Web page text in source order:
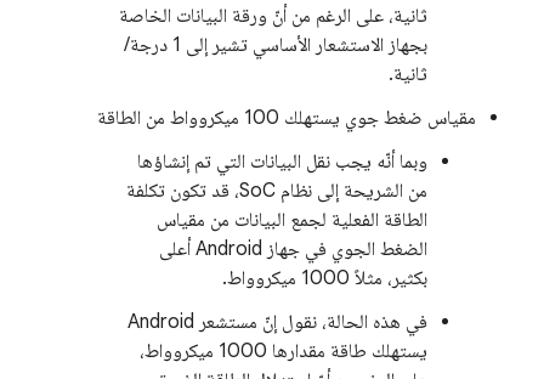
ثانية، على الرغم من أنّ ورقة البيانات الخاصة
بجهاز الاستشعار الأساسي تشير إلى 1 درجة/
ثانية.
مقياس ضغط جوي يستهلك 100 ميكروواط من الطاقة
وبما أنّه يجب نقل البيانات التي تم إنشاؤها
من الشريحة إلى نظام SoC، قد تكون تكلفة
الطاقة الفعلية لجمع البيانات من مقياس
الضغط الجوي في جهاز Android أعلى
بكثير، مثلاً 1000 ميكروواط.
في هذه الحالة، نقول إنّ مستشعر Android
يستهلك طاقة مقدارها 1000 ميكروواط،